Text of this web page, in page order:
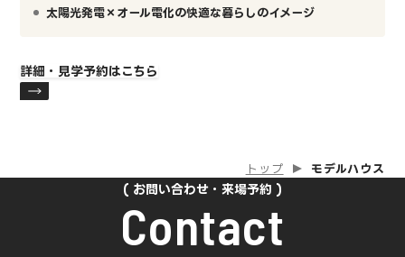
太陽光発電×オール電化の快適な暮らしのイメージ
詳細・見学予約はこちら
トップ モデルハウス
お問い合わせ・来場予約
Contact